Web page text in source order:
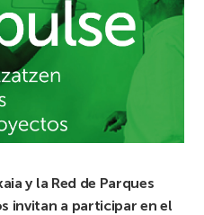
y la Red de Parques
invitan a participar en el